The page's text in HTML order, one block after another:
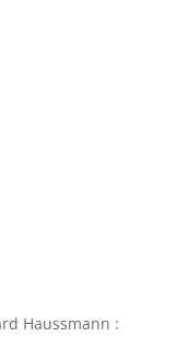
Haussmann :